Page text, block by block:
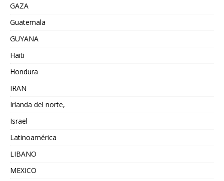
GAZA
Guatemala
GUYANA
Haiti
Hondura
IRAN
Irlanda del norte,
Israel
Latinoamérica
LIBANO
MEXICO